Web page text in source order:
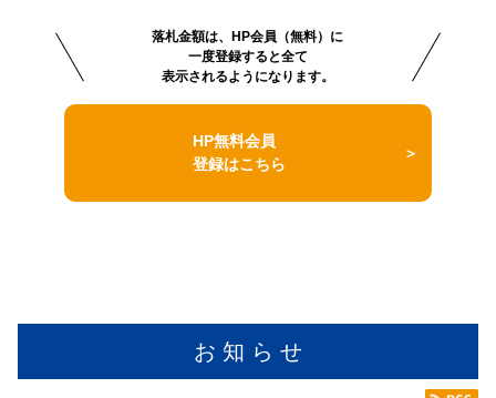
お 知 ら せ
落札金額は、HP会員（無料）に
一度登録すると全て
表示されるようになります。
HP無料会員
登録はこちら